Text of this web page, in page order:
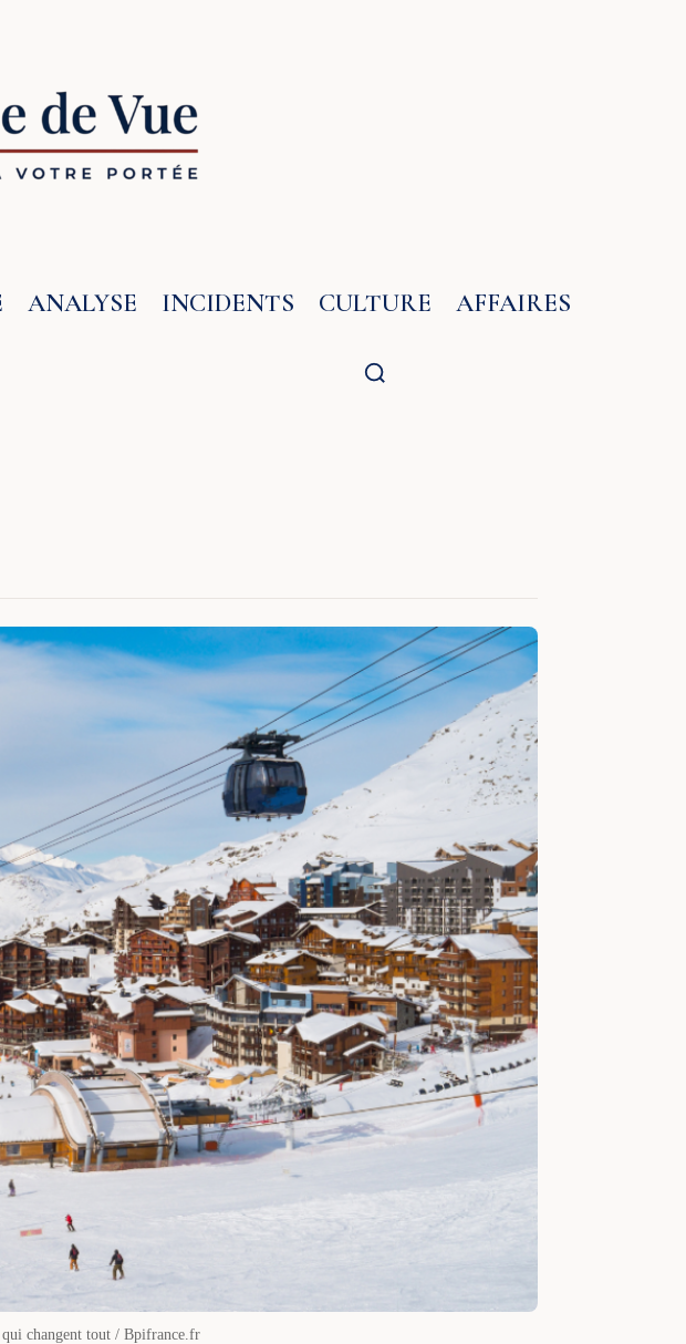
ANALYSE INCIDENTS CULTURE AFFAIRES
changent tout / Bpifrance.fr